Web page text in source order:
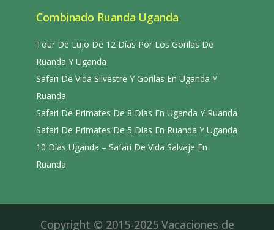
Combinado Ruanda Uganda
Tour De Lujo De 12 Días Por Los Gorilas De
Ruanda Y Uganda
Safari De Vida Silvestre Y Gorilas En Uganda Y
Ruanda
Safari De Primates De 8 Días En Uganda Y Ruanda
Safari De Primates De 5 Días En Ruanda Y Uganda
10 Días Uganda – Safari De Vida Salvaje En
Ruanda
Copyright © 2015-2025 Vacaciones de